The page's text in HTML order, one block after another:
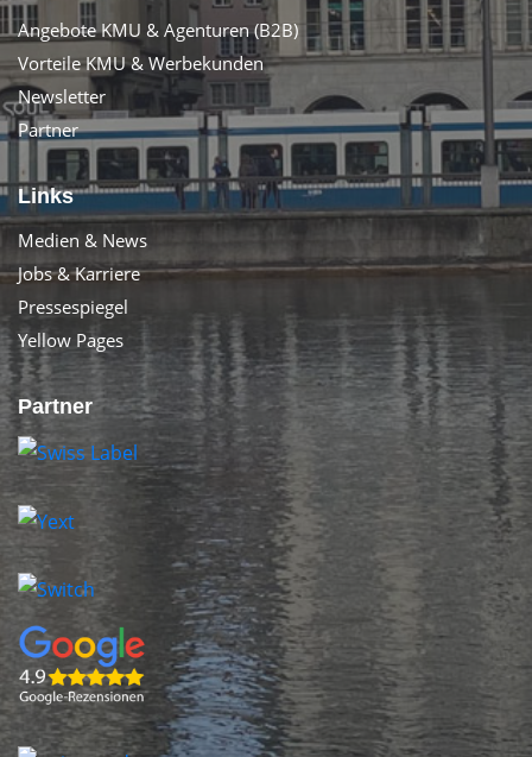
Angebote KMU & Agenturen (B2B)
Vorteile KMU & Werbekunden
Newsletter
Partner
Links
Medien & News
Jobs & Karriere
Pressespiegel
Yellow Pages
Partner